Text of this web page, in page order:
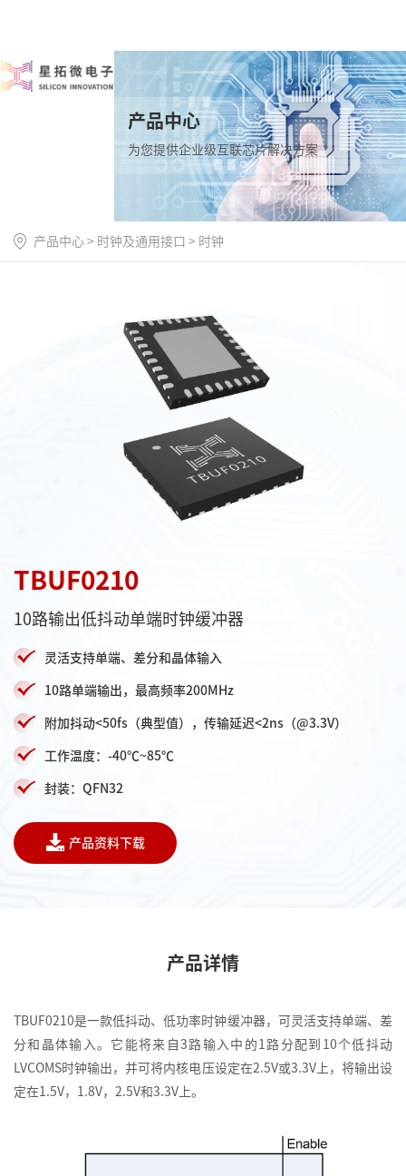
产品中心
为您提供企业级互联芯片解决方案
产品中心 > 时钟及通用接口 > 时钟
TBUF0210
10路输出低抖动单端时钟缓冲器
灵活支持单端、差分和晶体输入
10路单端输出，最高频率200MHz
附加抖动<50fs（典型值），传输延迟<2ns（@3.3V）
工作温度：-40℃~85℃
封装：QFN32
产品资料下载
产品详情
TBUF0210是一款低抖动、低功率时钟缓冲器，可灵活支持单端、差
分和晶体输入。它能将来自3路输入中的1路分配到10个低抖动
LVCOMS时钟输出，并可将内核电压设定在2.5V或3.3V上，将输出设
定在1.5V，1.8V，2.5V和3.3V上。